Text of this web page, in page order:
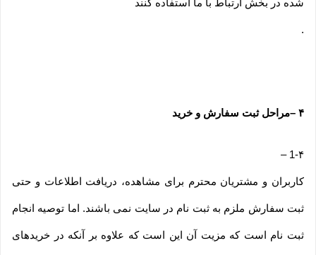
شده در بخش ارتباط با ما استفاده کنند
.
۴ –مراحل ثبت سفارش و خرید
1-۴ –
کاربران و مشتریان محترم برای مشاهده، دریافت اطلاعات و حتی
ثبت سفارش ملزم به ثبت نام در سایت نمی باشند. اما توصیه انجام
ثبت نام است که مزیت آن این است که علاوه بر آنکه در خریدهای